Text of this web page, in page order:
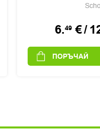
6.49 €/
ПОРЪЧАЙ